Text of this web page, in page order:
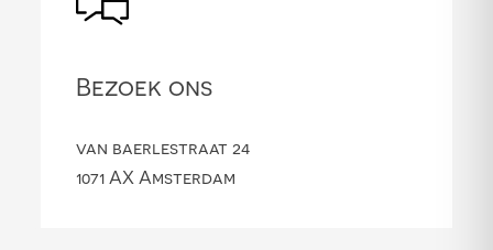
Bezoek ons
van baerlestraat 24
1071 AX Amsterdam